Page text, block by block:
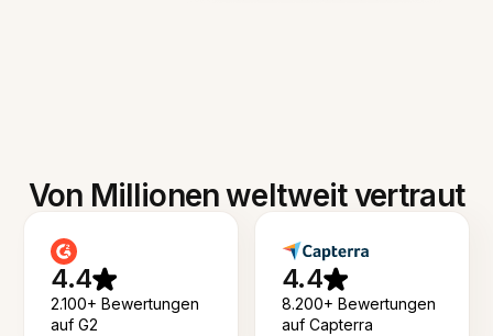
Von Millionen weltweit vertraut
4.4
2.100+ Bewertungen
auf G2
4.4
8.200+ Bewertungen
auf Capterra